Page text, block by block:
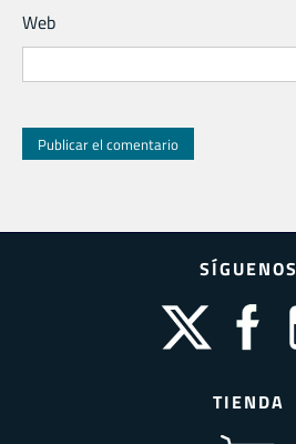
Web
SÍGUENOS
TIENDA